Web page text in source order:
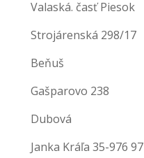
Valaská. časť Piesok
Strojárenská 298/17
Beňuš
Gašparovo 238
Dubová
Janka Kráľa 35-976 97